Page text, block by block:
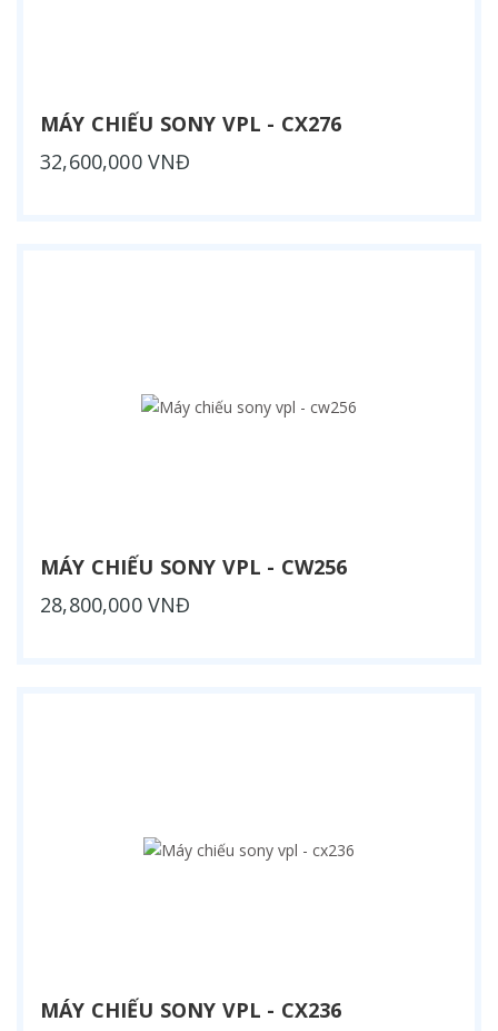
MÁY CHIẾU SONY VPL - CX276
32,600,000 VNĐ
MÁY CHIẾU SONY VPL - CW256
28,800,000 VNĐ
MÁY CHIẾU SONY VPL - CX236